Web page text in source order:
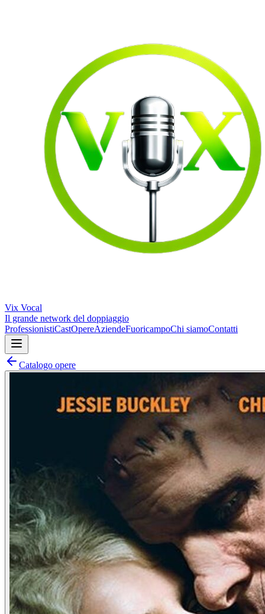
Vix Vocal
Il grande network del doppiaggio
ProfessionistiCastOpereAziendeFuoricampoChi siamoContatti
Catalogo opere